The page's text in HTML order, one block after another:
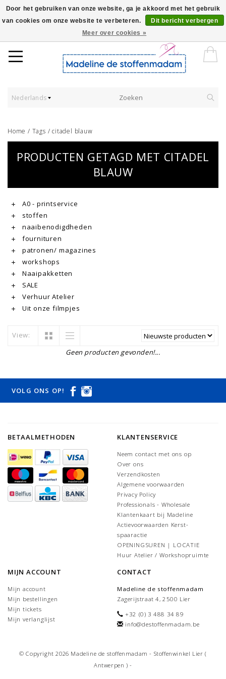
Worldwide Shipping - Onze stoffen worden verkocht per 10 cm.
Nederlands
Home / Tags /citadel blauw
PRODUCTEN GETAGD MET CITADEL
BLAUW
A0 - printservice
stoffen
naaibenodigdheden
fournituren
patronen/ magazines
workshops
Naaipakketten
SALE
Verhuur Atelier
Uit onze filmpjes
View:
Geen producten gevonden!...
VOLG ONS OP!
BETAALMETHODEN KLANTENSERVICE
Neem contact met ons op
Over ons
Verzendkosten
Algemene voorwaarden
Privacy Policy
Professionals - Wholesale
Klantenkaart bij Madeline
Actievoorwaarden Kerst-
spaaractie
OPENINGSUREN | LOCATIE
Huur Atelier / Workshopruimte
MIJN ACCOUNT
Mijn account
Mijn bestellingen
Mijn tickets
Mijn verlanglijst
CONTACT
Madeline de stoffenmadam
Zagerijstraat 4, 2500 Lier
+32 (0) 3 488 34 89
info@destoffenmadam.be
© Copyright 2026 Madeline de stoffenmadam - Stoffenwinkel Lier (
Antwerpen ) -
Door het gebruiken van onze website, ga je akkoord met het gebruik
van cookies om onze website te verbeteren.
Dit bericht verbergen
Meer over cookies »